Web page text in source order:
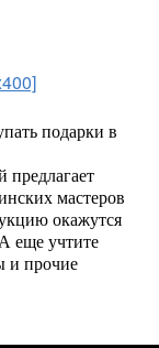
подарки в
мастеров
окажутся
еще учтите
и прочие